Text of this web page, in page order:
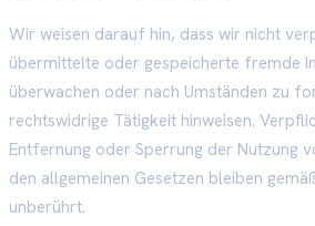
Wir weisen darauf hin, dass wir nicht
übermittelte oder gespeicherte fremde
überwachen oder nach Umständen zu
rechtswidrige Tätigkeit hinweisen.
Entfernung oder Sperrung der Nutzung
den allgemeinen Gesetzen bleiben
unberührt.